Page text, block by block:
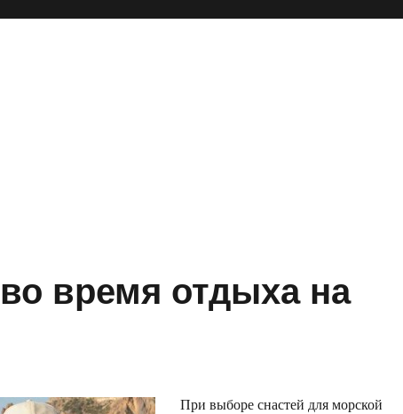
время отдыха на
При выборе снастей для морской